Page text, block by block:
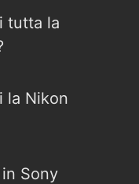
tutta la
la Nikon
Sony